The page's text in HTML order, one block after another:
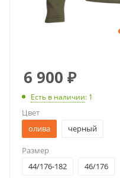
6 900 ₽
Есть в наличии: 1
Цвет
олива
черный
Размер
44/176-182
46/176